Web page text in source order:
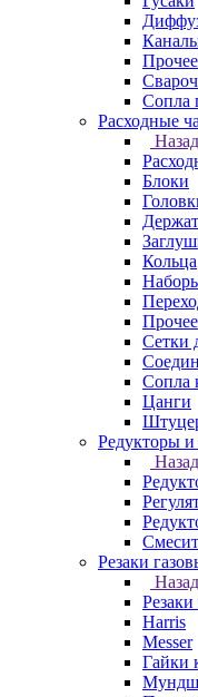
Сопла
Расходные
Назад
Блоки
Кольца
Сетки
Сопла
Цанги
Редукторы и
Назад
Резаки
Назад
Резаки
Harris
Messer
Гайки